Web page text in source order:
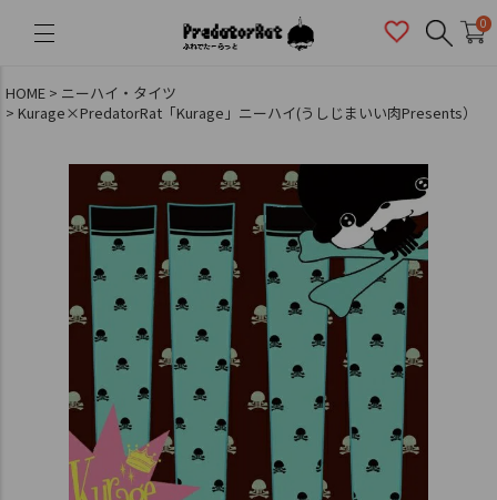
0
HOME
ニーハイ・タイツ
Kurage×PredatorRat「Kurage」ニーハイ(うしじまいい肉Presents）